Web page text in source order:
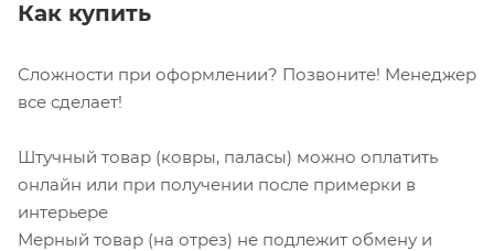
Как купить
Сложности при оформлении? Позвоните! Менеджер
все сделает!
Штучный товар (ковры, паласы) можно оплатить
онлайн или при получении после примерки в
интерьере
Мерный товар (на отрез) не подлежит обмену и